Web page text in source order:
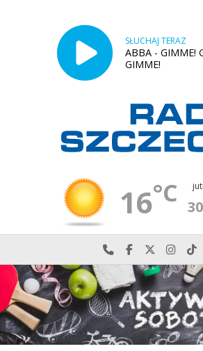
SŁUCHAJ TERAZ
ABBA - GIMME!
GIMME!
16°C 30
Najlepiej po prostu
Odwiedź nas
Odwiedź